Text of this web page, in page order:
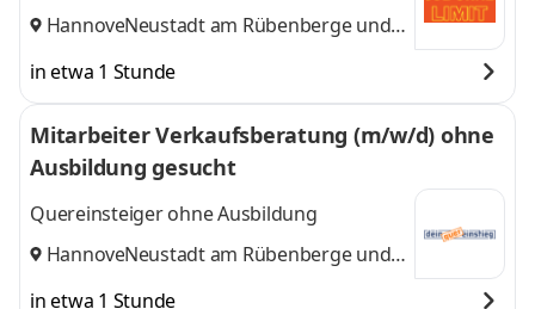
Hannover,
Neustadt am Rübenbergeund 9
in etwa 1 Stunde
Mitarbeiter Verkaufsberatung (m/w/d) ohne
Ausbildung gesucht
Quereinsteiger ohne Ausbildung
Hannover,
Neustadt am Rübenbergeund 9
in etwa 1 Stunde